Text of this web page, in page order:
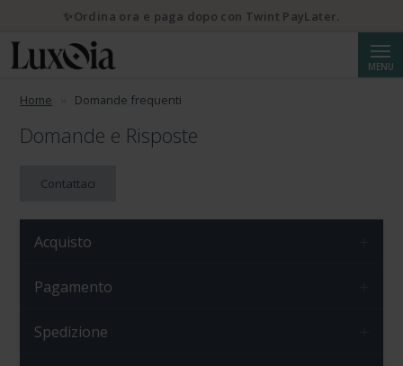
MENU
Home Domande frequenti
Domande e Risposte
Contattaci
Acquisto
Pagamento
Spedizione
✨Ordina ora e paga dopo con Twint PayLater.